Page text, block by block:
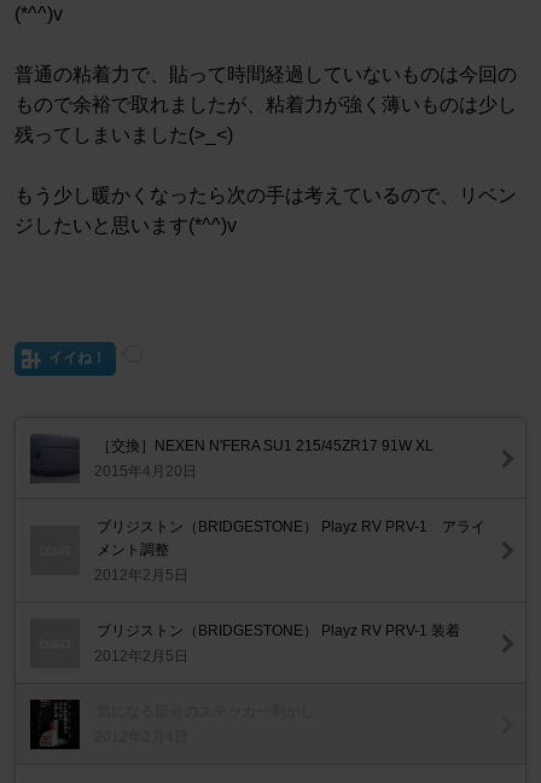
(*^^)v
普通の粘着力で、貼って時間経過していないものは今回の
もので余裕で取れましたが、粘着力が強く薄いものは少し
残ってしまいました(>_<)
もう少し暖かくなったら次の手は考えているので、リベン
ジしたいと思います(*^^)v
イイね！
［交換］NEXEN N'FERA SU1 215/45ZR17 91W XL
2015年4月20日
ブリジストン（BRIDGESTONE） Playz RV PRV-1 アライ
メント調整
2012年2月5日
ブリジストン（BRIDGESTONE） Playz RV PRV-1 装着
2012年2月5日